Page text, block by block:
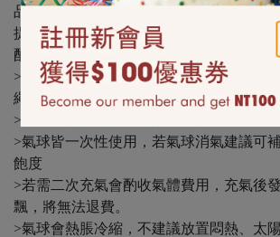
品牌 : ANAGRAM
提醒您 含氣氣球只能選擇計程車外送、門
配
>此為含氦氣鋁箔氣球，可空飄約3-5天漸
繩
>氣球建議當天充氣，效果最佳。
>氣球皆一次性使用，若氣球消氣建議可
飽度
>若需二次充氣會酌收氣體費用，充氣後
飄，將無法退費。
>氣球會熱脹冷縮，不建議放置悶熱、太